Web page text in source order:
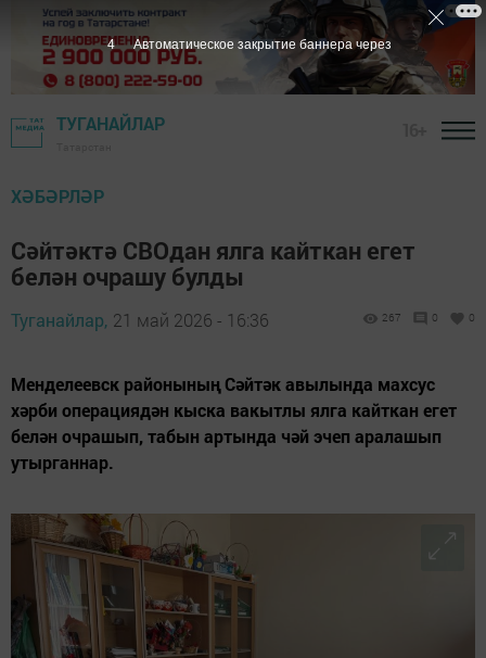
ТУГАНАЙЛАР
ХӘБӘРЛӘР
Сәйтәктә СВОдан ялга кайткан егет
белән очрашу булды
Туганайлар, 21 май 2026 - 16:36 267 0 0
Менделеевск районының Сәйтәк авылында махсус
хәрби операциядән кыска вакытлы ялга кайткан егет
белән очрашып, табын артында чәй эчеп аралашып
утырганнар.
2 Автоматическое закрытие баннера через